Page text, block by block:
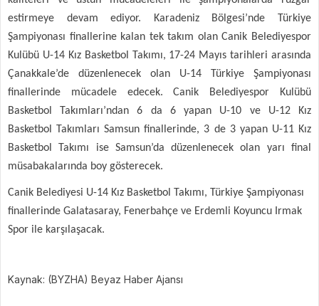
estirmeye devam ediyor. Karadeniz Bölgesi’nde Türkiye
Şampiyonası finallerine kalan tek takım olan Canik Belediyespor
Kulübü U-14 Kız Basketbol Takımı, 17-24 Mayıs tarihleri arasında
Çanakkale’de düzenlenecek olan U-14 Türkiye Şampiyonası
finallerinde mücadele edecek. Canik Belediyespor Kulübü
Basketbol Takımları’ndan 6 da 6 yapan U-10 ve U-12 Kız
Basketbol Takımları Samsun finallerinde, 3 de 3 yapan U-11 Kız
Basketbol Takımı ise Samsun’da düzenlenecek olan yarı final
müsabakalarında boy gösterecek.
Canik Belediyesi U-14 Kız Basketbol Takımı, Türkiye Şampiyonası
finallerinde Galatasaray, Fenerbahçe ve Erdemli Koyuncu Irmak
Spor ile karşılaşacak.
Kaynak: (BYZHA) Beyaz Haber Ajansı